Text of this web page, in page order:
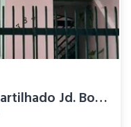
USP - Quarto Masc. Compartilhado Jd. Bon...